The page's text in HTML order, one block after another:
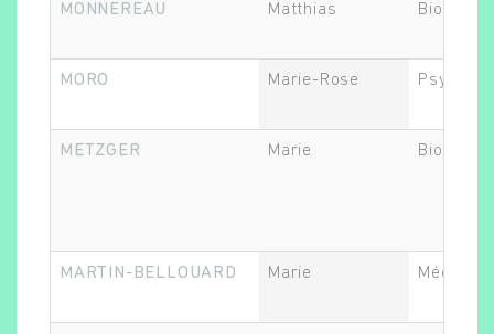
MONNEREAU Matthias
MORO Marie-Rose
METZGER Marie
MARTIN-BELLOUARD Marie Médecin